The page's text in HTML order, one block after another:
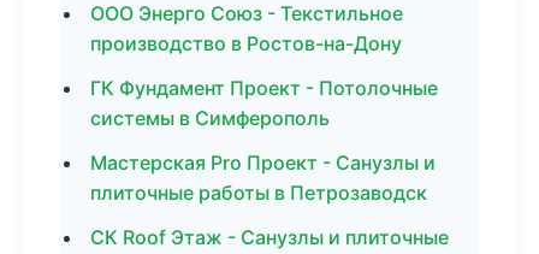
ООО Энерго Союз - Текстильное
производство в Ростов-на-Дону
ГК Фундамент Проект - Потолочные
системы в Симферополь
Мастерская Pro Проект - Санузлы и
плиточные работы в Петрозаводск
СК Roof Этаж - Санузлы и плиточные